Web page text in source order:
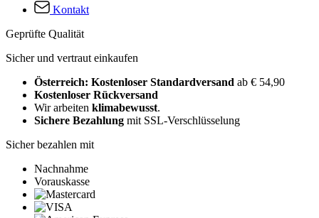
Kontakt
Geprüfte Qualität
Sicher und vertraut einkaufen
Österreich: Kostenloser Standardversand ab € 54,90
Kostenloser Rückversand
Wir arbeiten klimabewusst.
Sichere Bezahlung mit SSL-Verschlüsselung
Sicher bezahlen mit
Nachnahme
Vorauskasse